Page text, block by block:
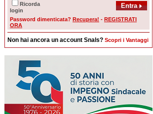
Ricorda
login
Password dimenticata? Recupera! - REGISTRATI
ORA
Non hai ancora un account Snals? Scopri i Vantaggi